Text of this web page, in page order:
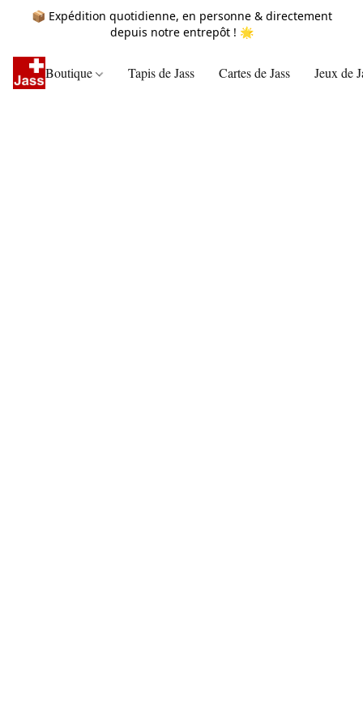
📦 Expédition quotidienne, en personne & directement
depuis notre entrepôt ! 🌟
Boutique Tapis de Jass Cartes de Jass Jeux de